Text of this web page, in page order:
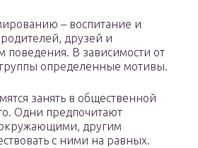
– воспитание и
друзей и
В зависимости от
определенные мотивы.
занять в общественной
Одни предпочитают
другим
с ними на равных.